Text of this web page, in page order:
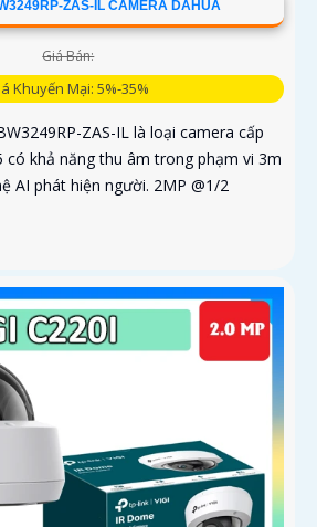
ZAS-IL CAMERA DAHUA
Giá Bán:
Khuyến Mại: 5%-35%
ZAS-IL là loại camera cấp
có khả năng thu âm trong phạm vi 3m
AI phát hiện người. 2MP @1/2